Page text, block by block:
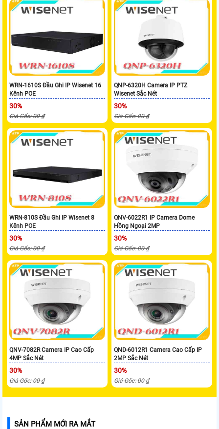
WRN-1610S Đầu Ghi IP Wisenet 16
Kênh POE
30%
Giá Gốc: 00 ₫
QNP-6320H Camera IP PTZ
Wisenet Sắc Nét
30%
Giá Gốc: 00 ₫
WRN-810S Đầu Ghi IP Wisenet 8
Kênh POE
30%
Giá Gốc: 00 ₫
QNV-6022R1 IP Camera Dome
Hồng Ngoại 2MP
30%
Giá Gốc: 00 ₫
QNV-7082R Camera IP Cao Cấp
4MP Sắc Nét
30%
Giá Gốc: 00 ₫
QND-6012R1 Camera Cao Cấp IP
2MP Sắc Nét
30%
Giá Gốc: 00 ₫
SẢN PHẨM MỚI RA MẮT